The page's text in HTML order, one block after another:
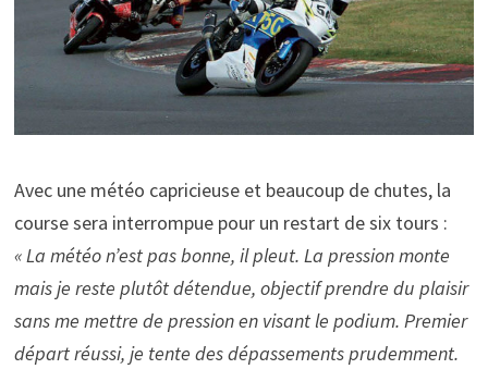
Avec une météo capricieuse et beaucoup de chutes, la
course sera interrompue pour un restart de six tours :
« La météo n’est pas bonne, il pleut. La pression monte
mais je reste plutôt détendue, objectif prendre du plaisir
sans me mettre de pression en visant le podium. Premier
départ réussi, je tente des dépassements prudemment.